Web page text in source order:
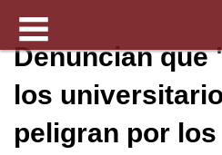
Denuncian que
los
peligran por